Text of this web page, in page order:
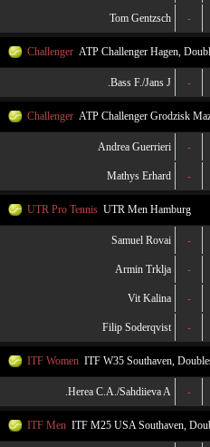
Tom Gentzsch -
Challenger ATP Challenger Hagen,
Bass F./Jans J. -
Challenger ATP Challenger Grodzisk
Andrea Guerrieri -
Mathys Erhard -
UTR Pro Tennis UTR Men Hamburg
Samuel Rovai -
Armin Trklja -
Vit Kalina -
Filip Soderqvist -
ITF Women ITF W35 Southaven,
Herea C.A./Sahdiieva A. -
ITF Men ITF M25 USA Southaven,